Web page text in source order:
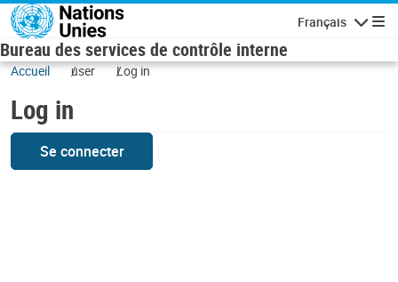
Skip to main content
Français
Bureau des services de contrôle interne
Accueil user Log in
Log in
Se connecter